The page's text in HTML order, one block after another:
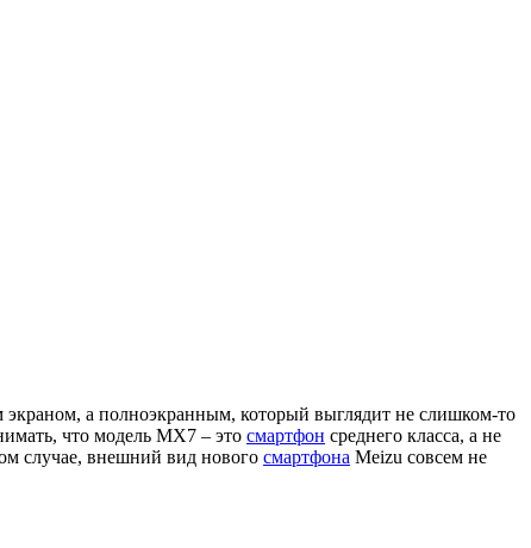
а полноэкранным, который выглядит не слишком-то
что модель MX7 – это смартфон среднего класса, а не
случае, внешний вид нового смартфона Meizu совсем не